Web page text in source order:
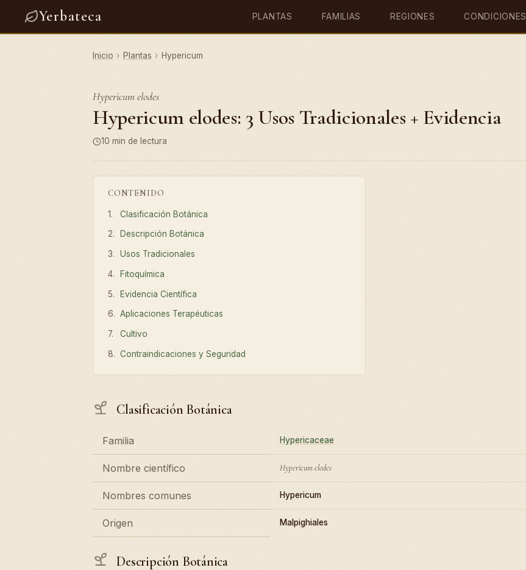
Yerbateca PLANTAS FAMILIAS REGIONES CONDICIONES
Inicio › Plantas › Hypericum
Hypericum elodes
Hypericum elodes: 3 Usos Tradicionales + Evidencia
10 min de lectura
CONTENIDO
Clasificación Botánica
Descripción Botánica
Usos Tradicionales
Fitoquímica
Evidencia Científica
Aplicaciones Terapéuticas
Cultivo
Contraindicaciones y Seguridad
Clasificación Botánica
Familia Hypericaceae
Nombre científico Hypericum elodes
Nombres comunes Hypericum
Origen Malpighiales
Descripción Botánica